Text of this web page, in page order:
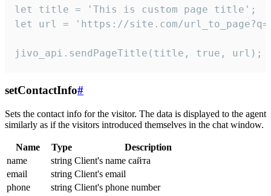
let title = 'This is custom page title';
let url = 'https://site.com/
jivo_api.sendPageTitle(title, true, url);
setContactInfo#
Sets the contact info for the visitor. The data is displayed to the agent
similarly as if the visitors introduced themselves in the chat window.
Name Type
Description
name
string Client's name сайта
email
string Client's email
phone
string Client's phone number